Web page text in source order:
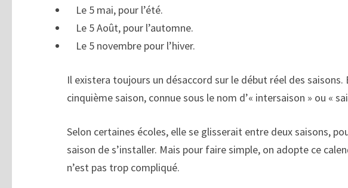
Le 5 mai, pour l’été.
Le 5 Août, pour l’automne.
Le 5 novembre pour l’hiver.
Il existera toujours un désaccord sur le début réel des saisons.
cinquième saison, connue sous le nom d’« intersaison » ou «
Selon certaines écoles, elle se glisserait entre deux saisons,
saison de s’installer. Mais pour faire simple, on adopte ce
n’est pas trop compliqué.